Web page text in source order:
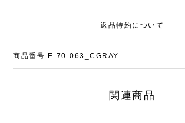
返品特約について
商品番号 E-70-063_CGRAY
関連商品